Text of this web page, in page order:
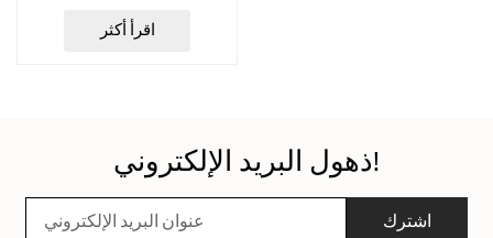
اقرأ أكثر
ذهول البريد الإلكتروني!
اشترك